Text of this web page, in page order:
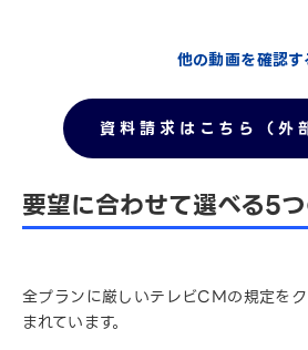
他の動画を確認す
資料請求はこちら（外
要望に合わせて選べる5
全プランに厳しいテレビCMの規定を
まれています。